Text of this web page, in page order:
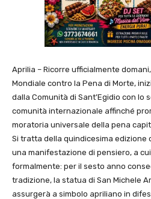
Aprilia – Ricorre ufficialmente
Mondiale contro la Pena di Morte,
dalla Comunità di Sant’Egidio con lo
comunità internazionale affinché
moratoria universale della pena
Si tratta della quindicesima edizione
una manifestazione di pensiero, a
formalmente: per il sesto anno
tradizione, la statua di San Michele
assurgerà a simbolo apriliano in